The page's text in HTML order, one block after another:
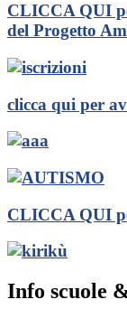
CLICCA QUI
del Progetto
clicca qui per
CLICCA QUI
Info scuole